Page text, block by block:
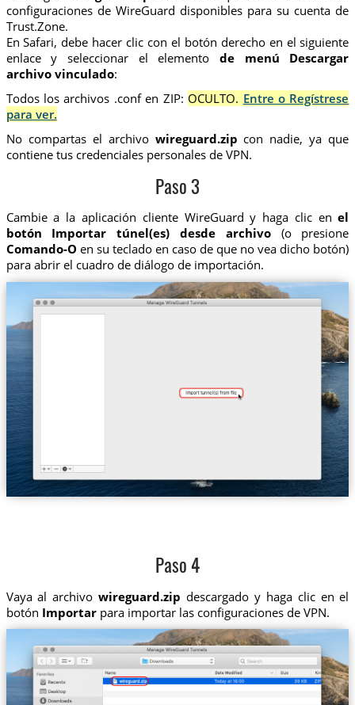
configuraciones de WireGuard disponibles para su cuenta de
Trust.Zone.
En Safari, debe hacer clic con el botón derecho en el siguiente
enlace y seleccionar el elementode menú Descargar
archivo vinculado:
Todos los archivos .conf en ZIP: OCULTO. Entre o Regístrese
para ver.
No compartas el archivo wireguard.zip con nadie, ya que
contiene tus credenciales personales de VPN.
Paso 3
Cambie a la aplicación cliente WireGuard y haga clic enel
botón Importar túnel(es) desde archivo(o presione
Comando-O en su teclado en caso de que no vea dicho botón)
para abrir el cuadro de diálogo de importación.
Paso 4
Vaya al archivowireguard.zip descargado y haga clic en el
botón Importarpara importar las configuraciones de VPN.